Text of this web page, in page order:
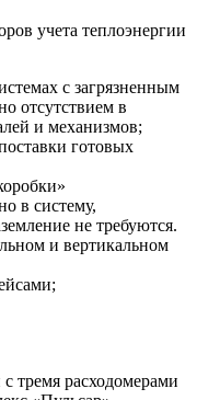
учета теплоэнергии
с загрязненным
отсутствием в
и механизмов;
готовых
в систему,
не требуются.
и вертикальном
тремя расходомерами